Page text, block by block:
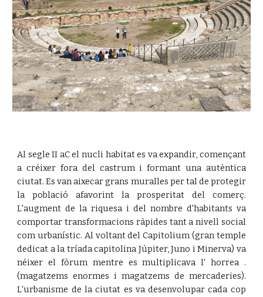
Al segle II aC el nucli habitat es va expandir, començant
a créixer fora del castrum i formant una autèntica
ciutat. Es van aixecar grans muralles per tal de protegir
la població afavorint la prosperitat del comerç.
L'augment de la riquesa i del nombre d'habitants va
comportar transformacions ràpides tant a nivell social
com urbanístic. Al voltant del Capitolium (gran temple
dedicat a la tríada capitolina Júpiter, Juno i Minerva) va
néixer el fòrum mentre es multiplicava l' horrea .
(magatzems enormes i magatzems de mercaderies).
L'urbanisme de la ciutat es va desenvolupar cada cop